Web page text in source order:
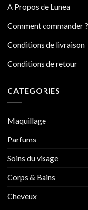
A Propos de Lunea
Comment commander ?
Conditions de livraison
Conditions de retour
CATEGORIES
Maquillage
Parfums
Soins du visage
Corps & Bains
Cheveux